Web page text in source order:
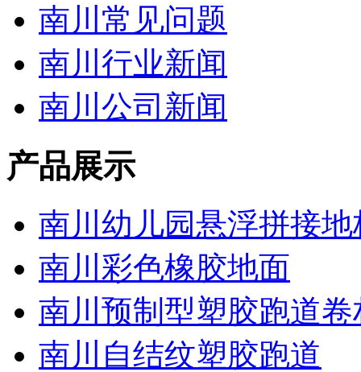
南川常见问题
南川行业新闻
南川公司新闻
产品展示
南川幼儿园悬浮拼接地
南川彩色橡胶地面
南川预制型塑胶跑道卷
南川自结纹塑胶跑道